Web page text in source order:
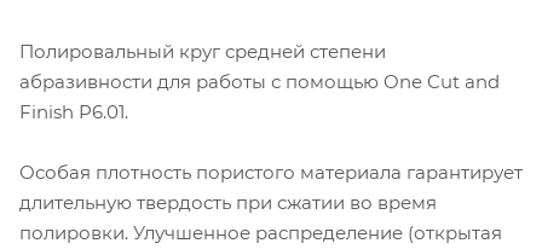
Полировальный круг средней степени
абразивности для работы с помощью One Cut and
Finish P6.01.
Особая плотность пористого материала гарантирует
длительную твердость при сжатии во время
полировки. Улучшенное распределение (открытая